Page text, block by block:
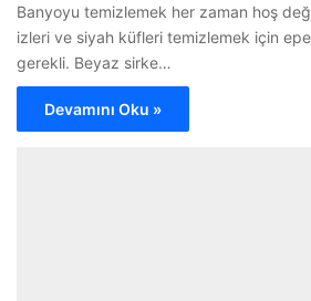
Banyoyu temizlemek her zaman hoş
izleri ve siyah küfleri temizlemek için
gerekli. Beyaz sirke…
Devamını Oku »